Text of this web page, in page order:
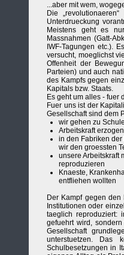
...aber mit wem,
Die
Unterdrueckung
Meistens geht es
Massnahmen (Gatt-
IWF-Tagungen etc.).
versucht, moeglichst
Offenheit der
Parteien) und auch
des Kampfs gegen
Kapitals bzw. Staats.
Es geht um alles - fuer
Fuer uns ist der
Gesellschaft sind dem
wir gehen zu
Arbeitskraft
in den Fabriken
wir den groessten
unsere Arbeitskraft
reproduzieren
Knaeste,
entfliehen wollten
Der Kampf gegen den
Institutionen oder
taeglich reproduziert:
gefuehrt wird,
Gesellschaft
unterstuetzen. Das
Schulbesetzungen in